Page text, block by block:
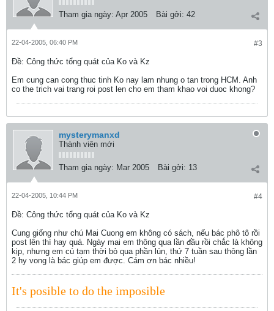
Tham gia ngày: Apr 2005 Bài gởi: 42
#3
22-04-2005, 06:40 PM
Ðề: Công thức tổng quát của Ko và Kz
Em cung can cong thuc tinh Ko nay lam nhung o tan trong HCM. Anh
co the trich vai trang roi post len cho em tham khao voi duoc khong?
mysterymanxd
Thành viên mới
Tham gia ngày: Mar 2005 Bài gởi: 13
#4
22-04-2005, 10:44 PM
Ðề: Công thức tổng quát của Ko và Kz
Cung giống như chú Mai Cuong em không có sách, nếu bác phô tô rồi
post lên thì hay quá. Ngày mai em thông qua lần đầu rồi chắc là không
kịp, nhưng em cú tạm thời bỏ qua phần lún, thứ 7 tuần sau thông lần
2 hy vong là bác giúp em được. Cám ơn bác nhiều!
It's posible to do the imposible